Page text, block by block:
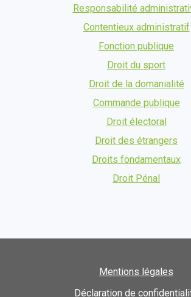
Responsabilité
Contentieux administratif
Fonction publique
Droit du sport
Droit de la domanialité
Commande publique
Droit électoral
Droit des étrangers
Droits fondamentaux
Droit Pénal
Mentions légales
Déclaration de